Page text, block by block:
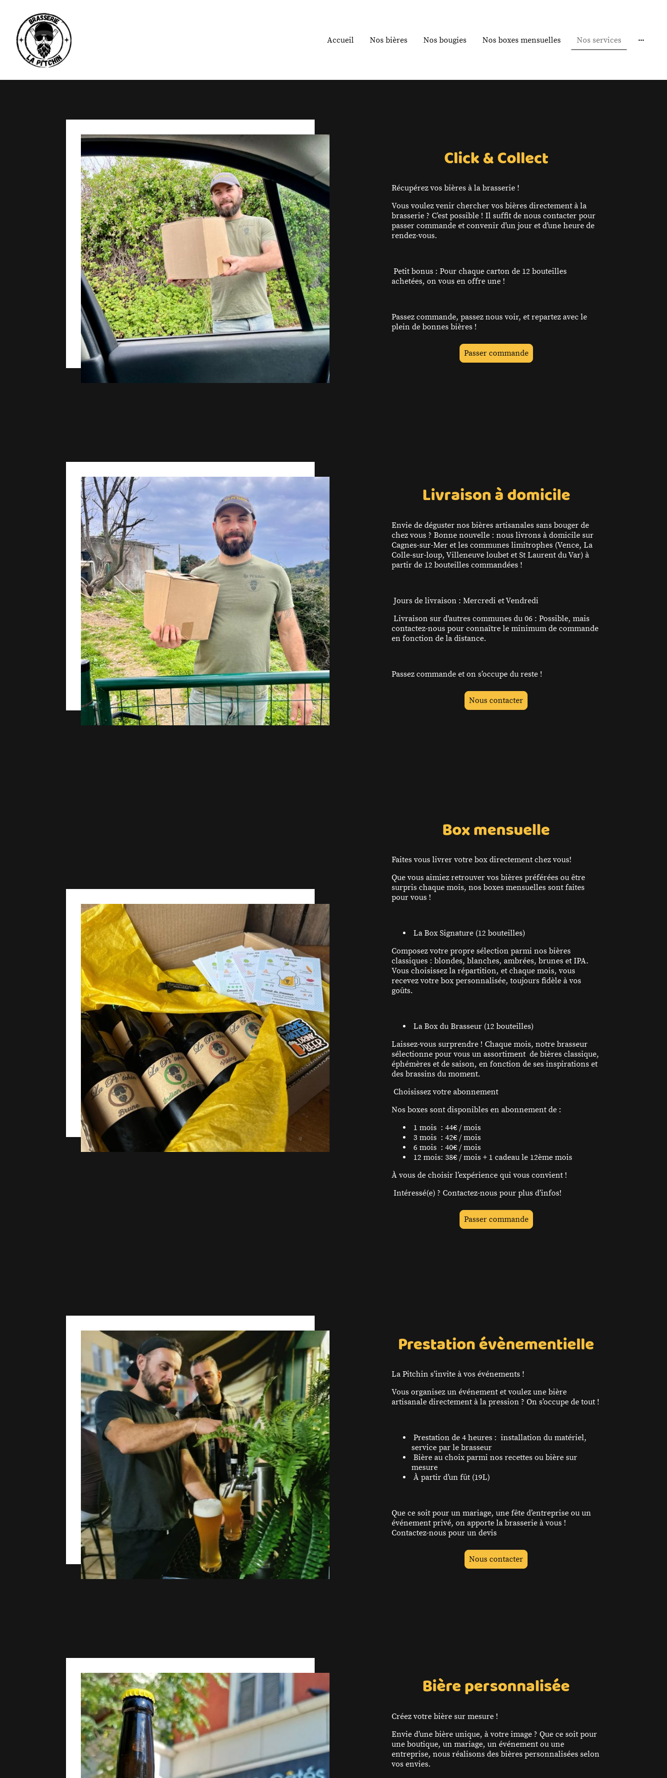
Accueil Nos bières Nos bougies Nos boxes mensuelles Nos services
Click & Collect
Récupérez vos bières à la brasserie !
Vous voulez venir chercher vos bières directement à la
brasserie ? C’est possible ! Il suffit de nous contacter pour
passer commande et convenir d’un jour et d’une heure de
rendez-vous.
Petit bonus : Pour chaque carton de 12 bouteilles
achetées, on vous en offre une !
Passez commande, passez nous voir, et repartez avec le
plein de bonnes bières !
Passer commande
Livraison à domicile
Envie de déguster nos bières artisanales sans bouger de
chez vous ? Bonne nouvelle : nous livrons à domicile sur
Cagnes-sur-Mer et les communes limitrophes (Vence, La
Colle-sur-loup, Villeneuve loubet et St Laurent du Var) à
partir de 12 bouteilles commandées !
Jours de livraison : Mercredi et Vendredi
Livraison sur d'autres communes du 06 : Possible, mais
contactez-nous pour connaître le minimum de commande
en fonction de la distance.
Passez commande et on s’occupe du reste !
Nous contacter
Box mensuelle
Faites vous livrer votre box directement chez vous!
Que vous aimiez retrouver vos bières préférées ou être
surpris chaque mois, nos boxes mensuelles sont faites
pour vous !
La Box Signature (12 bouteilles)
Composez votre propre sélection parmi nos bières
classiques : blondes, blanches, ambrées, brunes et IPA.
Vous choisissez la répartition, et chaque mois, vous
recevez votre box personnalisée, toujours fidèle à vos
goûts.
La Box du Brasseur (12 bouteilles)
Laissez-vous surprendre ! Chaque mois, notre brasseur
sélectionne pour vous un assortiment de bières classique,
éphémères et de saison, en fonction de ses inspirations et
des brassins du moment.
Choisissez votre abonnement
Nos boxes sont disponibles en abonnement de :
1 mois : 44€ / mois
3 mois : 42€ / mois
6 mois : 40€ / mois
12 mois: 38€ / mois + 1 cadeau le 12ème mois
À vous de choisir l’expérience qui vous convient !
Intéressé(e) ? Contactez-nous pour plus d’infos!
Passer commande
Prestation évènementielle
La Pitchin s’invite à vos événements !
Vous organisez un événement et voulez une bière
artisanale directement à la pression ? On s’occupe de tout !
Prestation de 4 heures : installation du matériel,
service par le brasseur
Bière au choix parmi nos recettes ou bière sur
mesure
À partir d’un fût (19L)
Que ce soit pour un mariage, une fête d’entreprise ou un
événement privé, on apporte la brasserie à vous !
Contactez-nous pour un devis
Nous contacter
Bière personnalisée
Créez votre bière sur mesure !
Envie d’une bière unique, à votre image ? Que ce soit pour
une boutique, un mariage, un événement ou une
entreprise, nous réalisons des bières personnalisées selon
vos envies.